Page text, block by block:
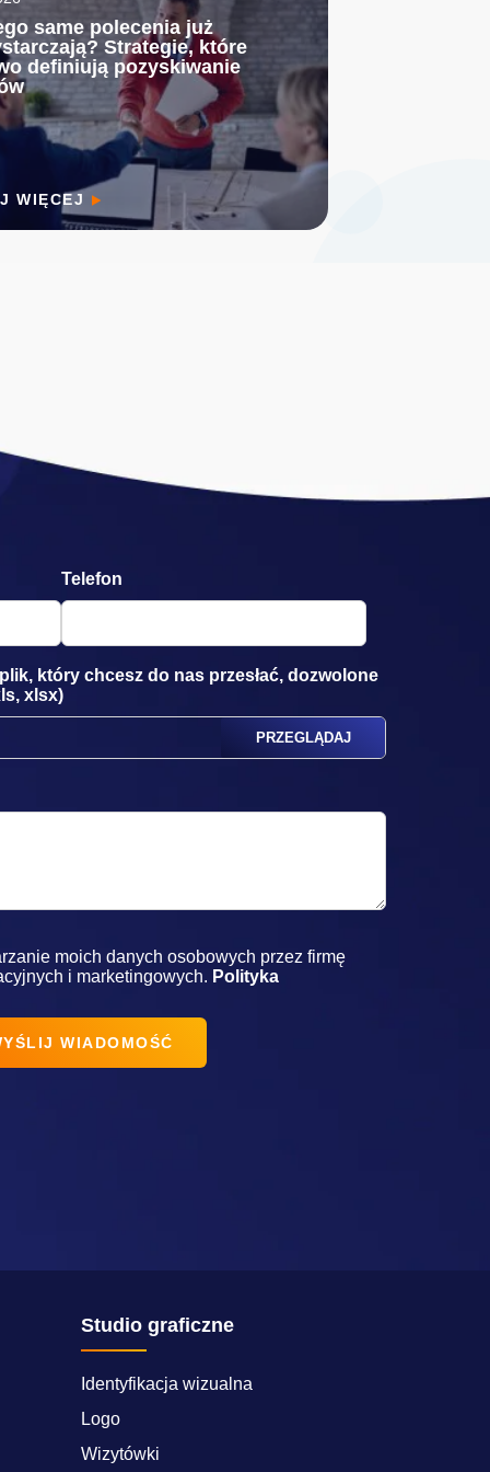
same polecenia już
Strategie, które
definiują pozyskiwanie
WIĘCEJ
Telefon
który chcesz do nas przesłać, dozwolone
xlsx)
moich danych osobowych przez firmę
i marketingowych. Polityka
Studio graficzne
Identyfikacja wizualna
Logo
Wizytówki